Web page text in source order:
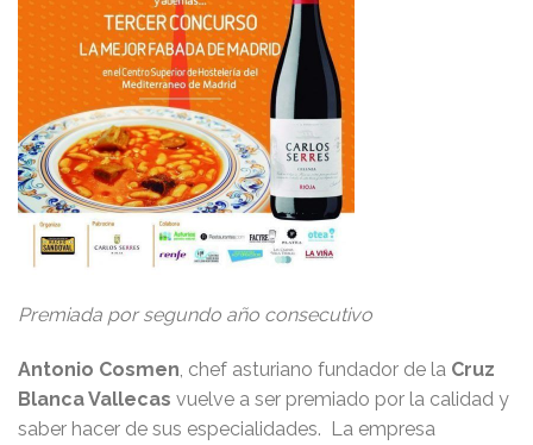
Premiada por segundo año consecutivo
Antonio Cosmen, chef asturiano fundador de la Cruz
Blanca Vallecas vuelve a ser premiado por la calidad y
saber hacer de sus especialidades. La empresa